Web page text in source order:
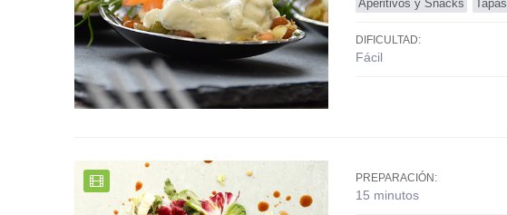
Aperitivos y Snacks Tapas
DIFICULTAD:
Fácil
PREPARACIÓN:
15 minutos